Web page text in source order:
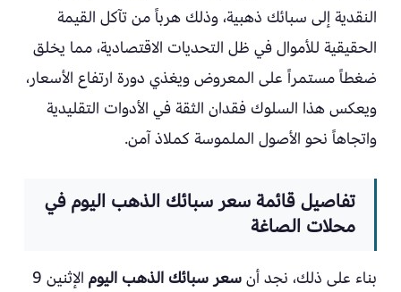
النقدية إلى سبائك ذهبية، وذلك هرباً من تآكل القيمة
الحقيقية للأموال في ظل التحديات الاقتصادية، مما يخلق
ضغطاً مستمراً على المعروض ويغذي دورة ارتفاع الأسعار،
ويعكس هذا السلوك فقدان الثقة في الأدوات التقليدية
واتجاهاً نحو الأصول الملموسة كملاذ آمن.
تفاصيل قائمة سعر سبائك الذهب اليوم في
محلات الصاغة
بناء على ذلك، نجد أنسعر سبائك الذهب اليوم
الإثنين 9